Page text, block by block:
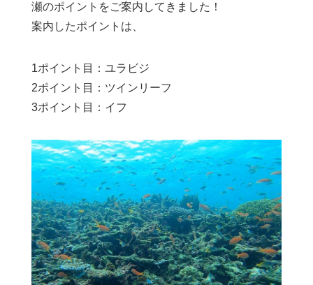
瀬のポイントをご案内してきました！
案内したポイントは、
1ポイント目：ユラビジ
2ポイント目：ツインリーフ
3ポイント目：イフ